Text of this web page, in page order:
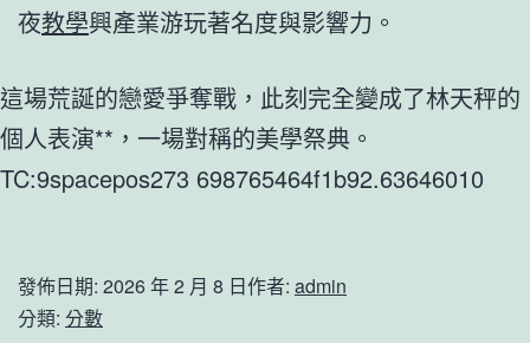
夜教學興產業游玩著名度與影響力。
這場荒誕的戀愛爭奪戰，此刻完全變成了林天秤的
個人表演**，一場對稱的美學祭典。
TC:9spacepos273 698765464f1b92.63646010
發佈日期: 2026 年 2 月 8 日作者: admin
分類: 分數